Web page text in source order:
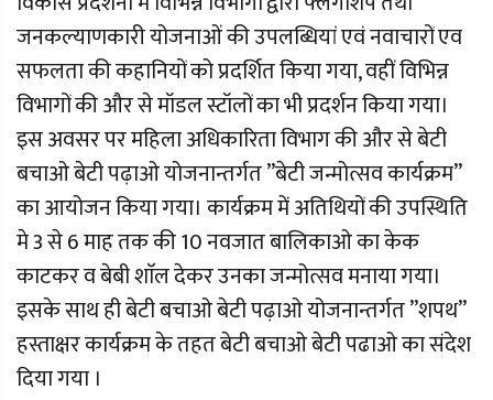
जनकल्याणकारी योजनाओं की उपलब्धियां एवं नवाचारों एव
सफलता की कहानियों को प्रदर्शित किया गया, वहीं विभिन्न
विभागों की और से मॉडल स्टॉलों का भी प्रदर्शन किया गया।
इस अवसर पर महिला अधिकारिता विभाग की और से बेटी
बचाओ बेटी पढ़ाओ योजनान्तर्गत ’’बेटी जन्मोत्सव कार्यक्रम’’
का आयोजन किया गया। कार्यक्रम में अतिथियों की उपस्थिति
मे 3 से 6 माह तक की 10 नवजात बालिकाओ का केक
काटकर व बेबी शाॅल देकर उनका जन्मोत्सव मनाया गया।
इसके साथ ही बेटी बचाओ बेटी पढ़ाओ योजनान्तर्गत ’’शपथ’’
हस्ताक्षर कार्यक्रम के तहत बेटी बचाओ बेटी पढाओ का संदेश
दिया गया ।